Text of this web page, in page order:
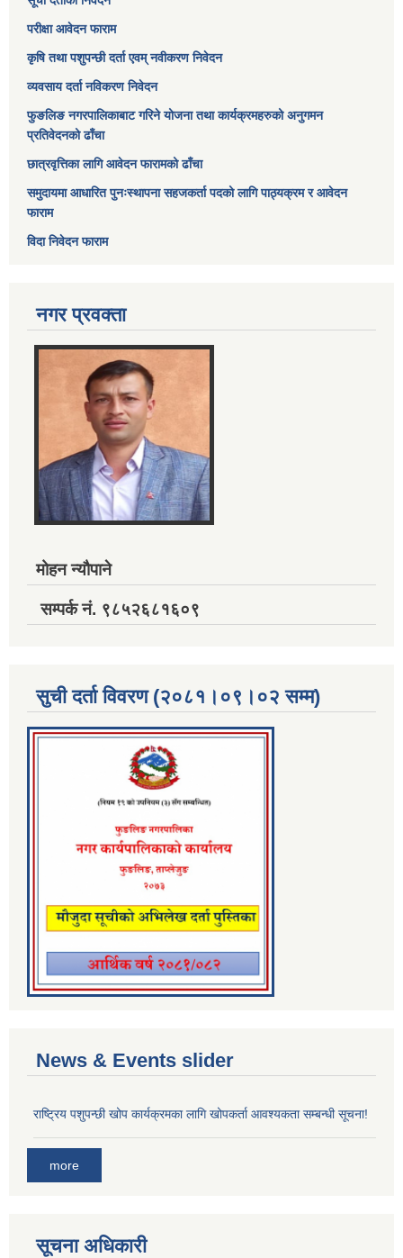
परीक्षा आवेदन फाराम
कृषि तथा पशुपन्छी दर्ता एवम् नवीकरण निवेदन
व्यवसाय दर्ता नविकरण निवेदन
फुङलिङ नगरपालिकाबाट गरिने योजना तथा कार्यक्रमहरुको अनुगमन
प्रतिवेदनको ढाँचा
छात्रवृत्तिका लागि आवेदन फारामको ढाँचा
समुदायमा आधारित पुनःस्थापना सहजकर्ता पदको लागि पाठ्यक्रम र आवेदन
फाराम
विदा निवेदन फाराम
नगर प्रवक्ता
मोहन न्यौपाने
सम्पर्क नं. ९८५२६८१६०९
सुची दर्ता विवरण (२०८१।०९।०२ सम्म)
News & Events slider
राष्ट्रिय पशुपन्छी खोप कार्यक्रमका लागि खोपकर्ता आवश्यकता सम्बन्धी सूचना!
more
सूचना अधिकारी